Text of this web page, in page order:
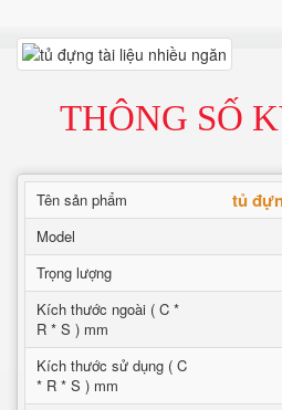
THÔNG SỐ
Tên sản phẩm tủ
Model
Trọng lượng
Kích thước ngoài ( C *
R * S ) mm
Kích thước sử dụng ( C
* R * S ) mm